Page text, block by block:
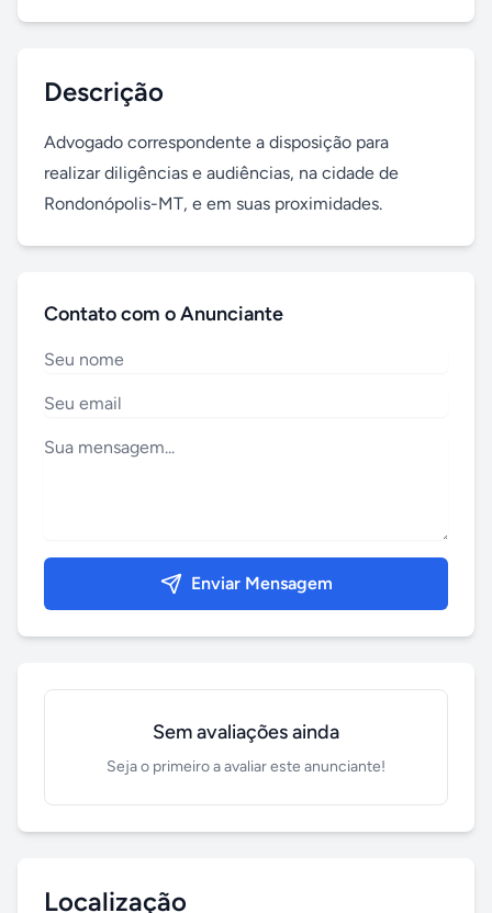
Descrição
Advogado correspondente a disposição para
realizar diligências e audiências, na cidade de
Rondonópolis-MT, e em suas proximidades.
Contato com o Anunciante
Enviar Mensagem
Sem avaliações ainda
Seja o primeiro a avaliar este anunciante!
Localização